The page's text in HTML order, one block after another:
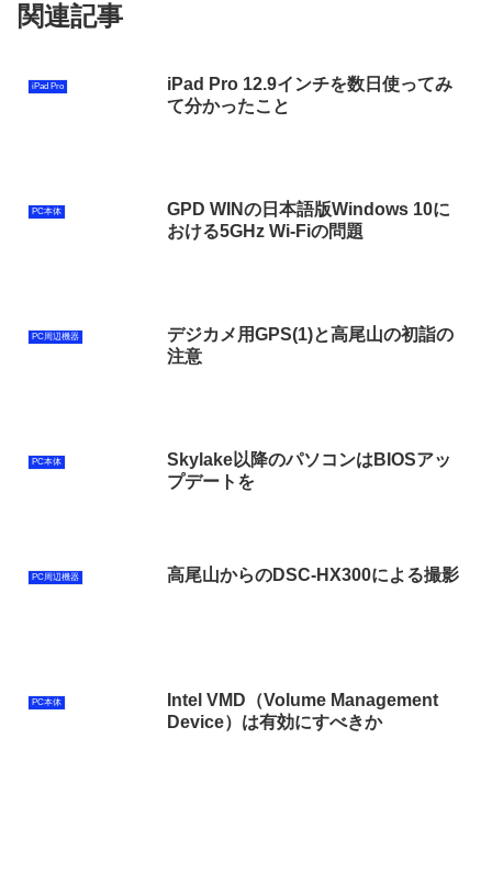
関連記事
iPad Pro
iPad Pro 12.9インチを数日使ってみ
て分かったこと
PC本体
GPD WINの日本語版Windows 10に
おける5GHz Wi-Fiの問題
PC周辺機器
デジカメ用GPS(1)と高尾山の初詣の
注意
PC本体
Skylake以降のパソコンはBIOSアッ
プデートを
PC周辺機器 高尾山からのDSC-HX300による撮影
PC本体
Intel VMD（Volume Management
Device）は有効にすべきか